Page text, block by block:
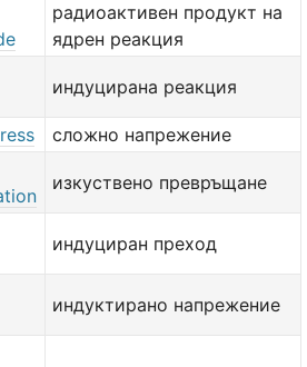
радиоактивен продукт на
ядрен реакция
индуцирана реакция
сложно напрежение
изкуствено превръщане
индуциран преход
индуктирано напрежение